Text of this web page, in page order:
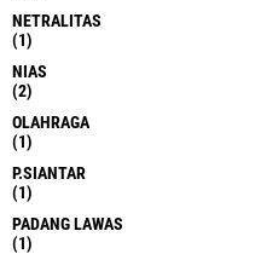
NETRALITAS
(1)
NIAS
(2)
OLAHRAGA
(1)
P.SIANTAR
(1)
PADANG LAWAS
(1)